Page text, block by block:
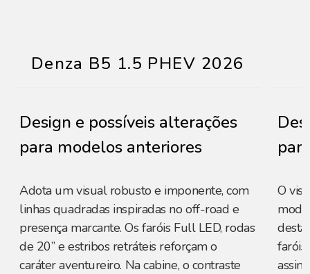
Denza B5 1.5 PHEV 2026
Design e possíveis alterações
para modelos anteriores
Adota um visual robusto e imponente, com
linhas quadradas inspiradas no off-road e
presença marcante. Os faróis Full LED, rodas
de 20” e estribos retráteis reforçam o
caráter aventureiro. Na cabine, o contraste
O
faróis